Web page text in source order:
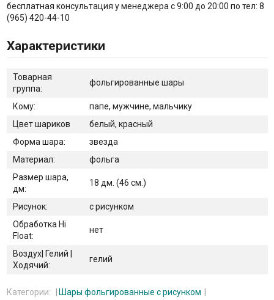
бесплатная консультация у менеджера с 9:00 до 20:00 по тел: 8
(965) 420-44-10
Характеристики
Товарная
группа:
фольгированные шары
Кому:
папе, мужчине, мальчику
Цвет шариков
белый, красный
Форма шара:
звезда
Материал:
фольга
Размер шара,
дм:
18 дм. (46 см.)
Рисунок:
с рисунком
Обработка Hi
Float:
нет
Воздух| Гелий |
Ходячий:
гелий
Категории:
Шары фольгированные с рисунком